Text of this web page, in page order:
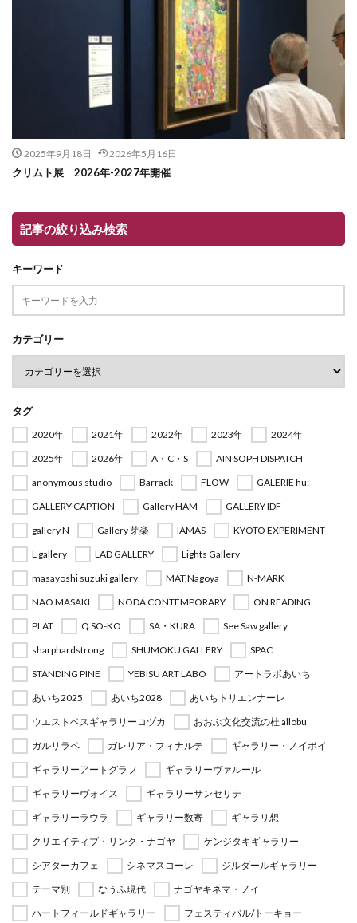
2025年9月18日 2026年5月16日
クリムト展 2026年-2027年開催
記事の絞り込み検索
キーワード
カテゴリー
タグ
2020年 2021年 2022年 2023年
2024年
2025年
2026年 A・C・S
AIN SOPH DISPATCH
anonymous studio
Barrack FLOW
GALERIE hu:
GALLERY CAPTION
Gallery HAM
GALLERY IDF
gallery N
Gallery 芽楽 IAMAS
KYOTO EXPERIMENT
L gallery
LAD GALLERY
Lights Gallery
masayoshi suzuki gallery
MAT,Nagoya
N-MARK
NAO MASAKI
NODA CONTEMPORARY
ON READING
PLAT
Q SO-KO SA・KURA
See Saw gallery
sharphardstrong
SHUMOKU GALLERY
SPAC
STANDING PINE
YEBISU ART LABO
アートラボあいち
あいち2025
あいち2028
あいちトリエンナーレ
ウエストベスギャラリーコヅカ
おおぶ文化交流の杜 allobu
ガルリラペ
ガレリア・フィナルテ
ギャラリー・ノイボイ
ギャラリーアートグラフ
ギャラリーヴァルール
ギャラリーヴォイス
ギャラリーサンセリテ
ギャラリーラウラ
ギャラリー数寄
ギャラリ想
クリエイティブ・リンク・ナゴヤ
ケンジタキギャラリー
シアターカフェ
シネマスコーレ
ジルダールギャラリー
テーマ別
なうふ現代
ナゴヤキネマ・ノイ
ハートフィールドギャラリー
フェスティバル/トーキョー